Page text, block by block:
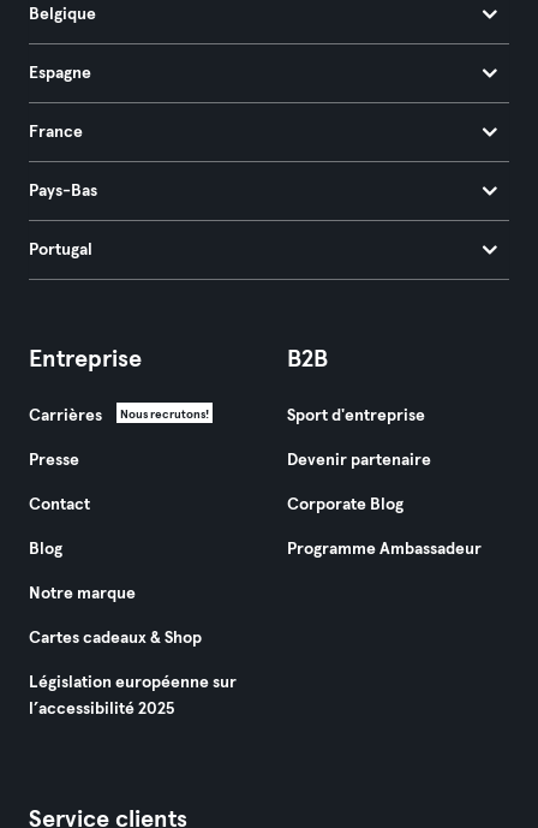
Belgique
Espagne
France
Pays-Bas
Portugal
Entreprise
Carrières Nous recrutons!
Presse
Contact
Blog
Notre marque
Cartes cadeaux & Shop
Législation européenne sur
l’accessibilité 2025
B2B
Sport d'entreprise
Devenir partenaire
Corporate Blog
Programme Ambassadeur
Service clients